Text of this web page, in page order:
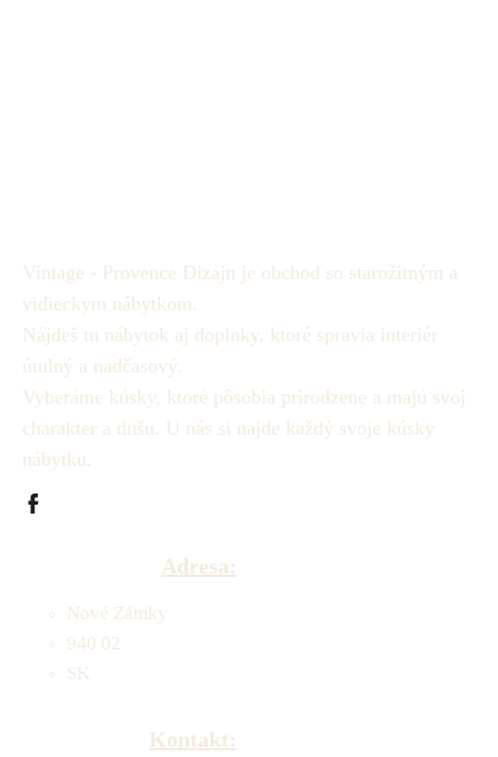
Vintage - Provence Dizajn je obchod so starožitným a
vidieckym nábytkom.
Nájdeš tu nábytok aj doplnky, ktoré spravia interiér
útulný a nadčasový.
Vyberáme kúsky, ktoré pôsobia prirodzene a majú svoj
charakter a dušu. U nás si najde každý svoje kúsky
nábytku.
Adresa:
Nové Zámky
940 02
SK
Kontakt: